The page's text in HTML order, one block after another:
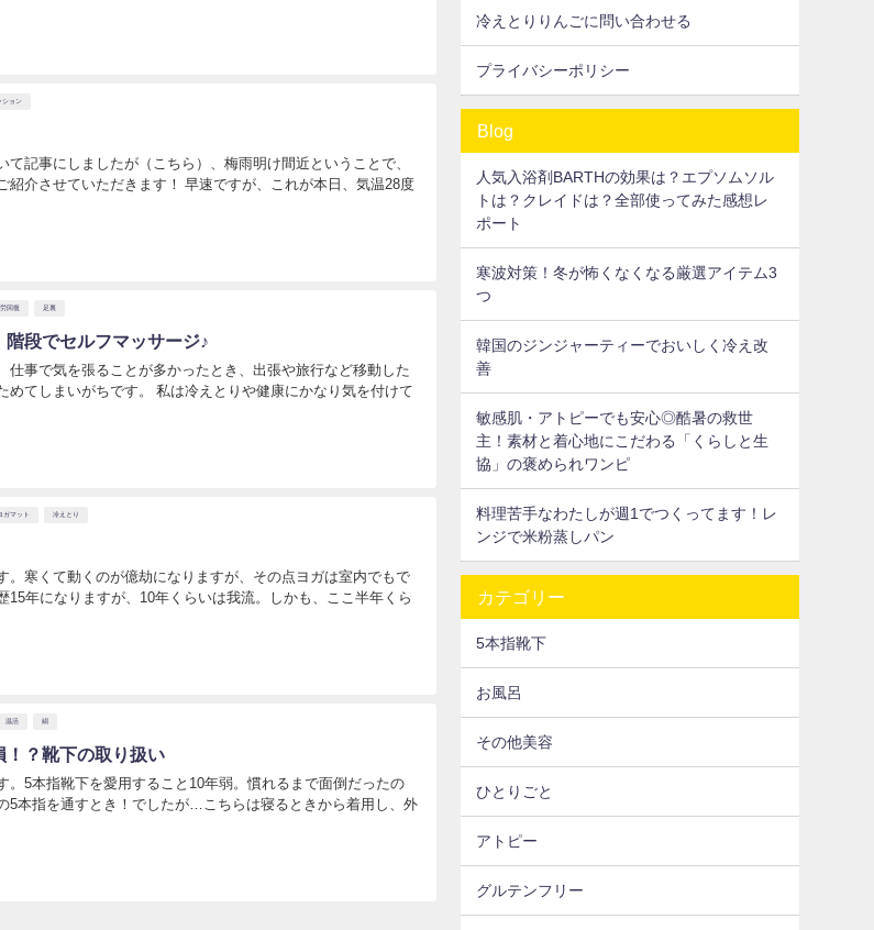
ション
て記事にしましたが（こちら）、梅雨明け間近ということで、
紹介させていただきます！ 早速ですが、これが本日、気温28度
回復 足裏
段でセルフマッサージ♪
仕事で気を張ることが多かったとき、出張や旅行など移動した
てしまいがちです。 私は冷えとりや健康にかなり気を付けて
ガマット 冷えとり
。寒くて動くのが億劫になりますが、その点ヨガは室内でもで
15年になりますが、10年くらいは我流。しかも、ここ半年くら
温活 絹
！？靴下の取り扱い
。5本指靴下を愛用すること10年弱。慣れるまで面倒だったの
5本指を通すとき！でしたが…こちらは寝るときから着用し、外
冷えとりりんごに問い合わせる
プライバシーポリシー
Blog
人気入浴剤BARTHの効果は？エプソムソル
トは？クレイドは？全部使ってみた感想レ
ポート
寒波対策！冬が怖くなくなる厳選アイテム3
つ
韓国のジンジャーティーでおいしく冷え改
善
敏感肌・アトピーでも安心◎酷暑の救世
主！素材と着心地にこだわる「くらしと生
協」の褒められワンピ
料理苦手なわたしが週1でつくってます！レ
ンジで米粉蒸しパン
カテゴリー
5本指靴下
お風呂
その他美容
ひとりごと
アトピー
グルテンフリー